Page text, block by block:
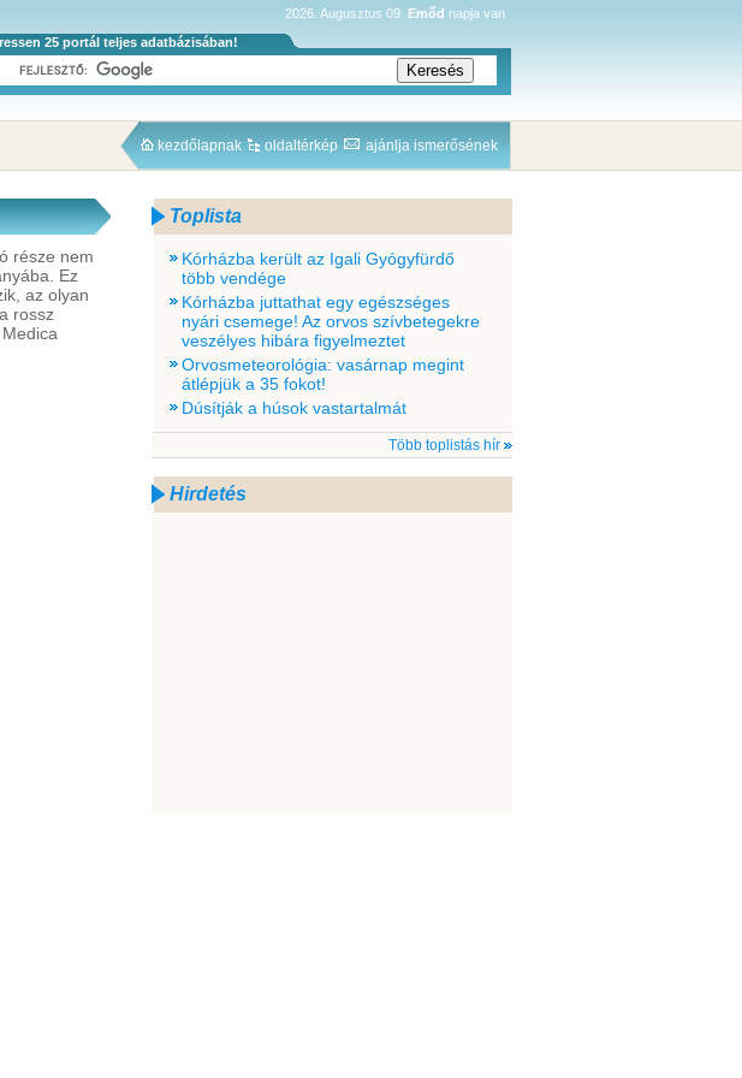
2026. Augusztus 09. Emőd napja van
25 portál teljes adatbázisában!
kezdőlapnak oldaltérkép ajánlja ismerősének
része nem
Ez
az olyan
rossz
Toplista
Kórházba került az Igali Gyógyfürdő
több vendége
Kórházba juttathat egy egészséges
nyári csemege! Az orvos szívbetegekre
veszélyes hibára figyelmeztet
Orvosmeteorológia: vasárnap megint
átlépjük a 35 fokot!
Dúsítják a húsok vastartalmát
Több toplistás hír
Hirdetés